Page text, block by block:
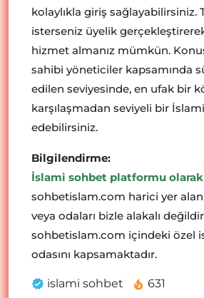
kolaylıkla giriş sağlayabilirsiniz.
isterseniz üyelik
hizmet almanız mümkün.
sahibi yöneticiler kapsamında
edilen seviyesinde, en ufak bir
karşılaşmadan seviyeli bir
edebilirsiniz.
Bilgilendirme:
İslami sohbet platformu olarak
sohbetislam.com harici yer alan
veya odaları bizle alakalı
sohbetislam.com içindeki özel
odasını kapsamaktadır.
islami sohbet 631